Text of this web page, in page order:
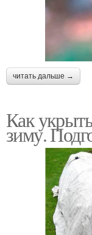
читать дальше →
Как
зиму.